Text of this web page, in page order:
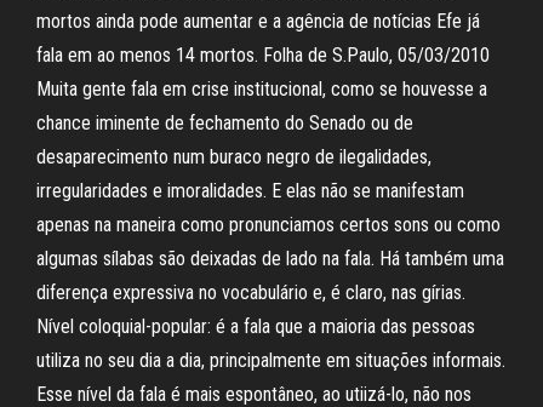
mortos ainda pode aumentar e a agência de notícias Efe já
fala em ao menos 14 mortos. Folha de S.Paulo, 05/03/2010
Muita gente fala em crise institucional, como se houvesse a
chance iminente de fechamento do Senado ou de
desaparecimento num buraco negro de ilegalidades,
irregularidades e imoralidades. E elas não se manifestam
apenas na maneira como pronunciamos certos sons ou como
algumas sílabas são deixadas de lado na fala. Há também uma
diferença expressiva no vocabulário e, é claro, nas gírias.
Nível coloquial-popular: é a fala que a maioria das pessoas
utiliza no seu dia a dia, principalmente em situações informais.
Esse nível da fala é mais espontâneo, ao utiizá-lo, não nos